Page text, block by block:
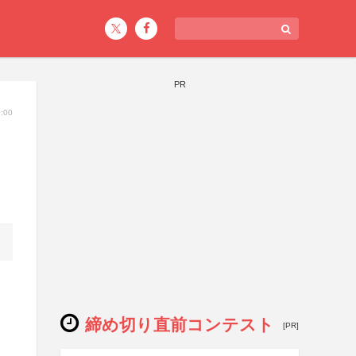
PR
締め切り直前コンテスト [PR]